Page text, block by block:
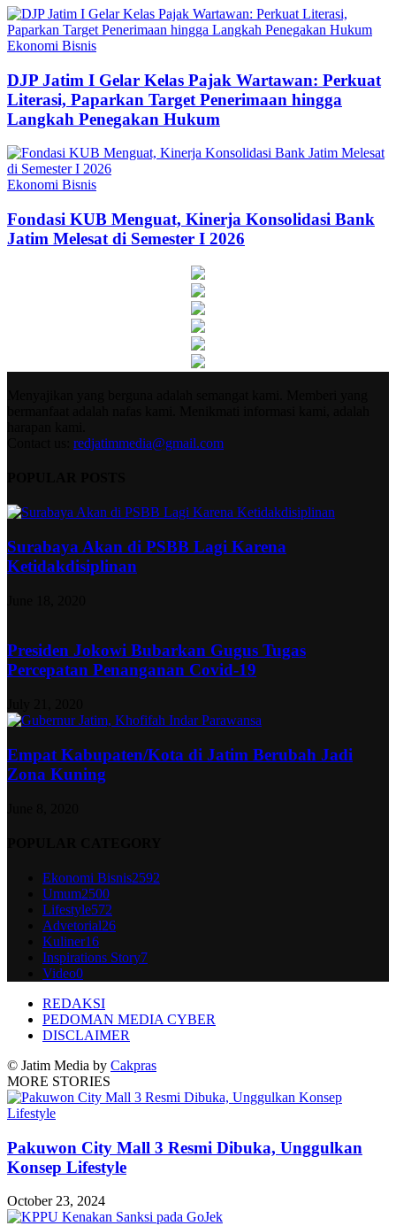
Ekonomi Bisnis
DJP Jatim I Gelar Kelas Pajak Wartawan: Perkuat
Literasi, Paparkan Target Penerimaan hingga
Langkah Penegakan Hukum
Ekonomi Bisnis
Fondasi KUB Menguat, Kinerja Konsolidasi Bank
Jatim Melesat di Semester I 2026
redjatimmedia@gmail.com
Surabaya Akan di PSBB Lagi Karena
Ketidakdisiplinan
Presiden Jokowi Bubarkan Gugus Tugas
Percepatan Penanganan Covid-19
Empat Kabupaten/Kota di Jatim Berubah Jadi
Zona Kuning
Ekonomi Bisnis2592
Umum2500
Lifestyle572
Advetorial26
Kuliner16
Inspirations Story7
Video0
REDAKSI
PEDOMAN MEDIA CYBER
DISCLAIMER
© Jatim Media by Cakpras
MORE STORIES
Pakuwon City Mall 3 Resmi Dibuka, Unggulkan
Konsep Lifestyle
October 23, 2024